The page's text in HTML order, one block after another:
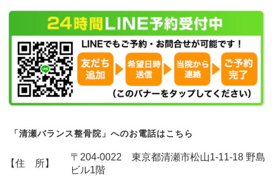
「清瀬バランス整骨院」へのお電話はこちら
【住 所】
〒204-0022 東京都清瀬市松山1-11-18 野島
ビル1階